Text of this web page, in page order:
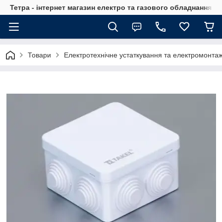
Тетра - інтернет магазин електро та газового обладнання,
Товари Електротехнічне устаткування та